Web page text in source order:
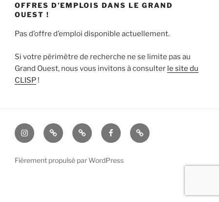
OFFRES D’EMPLOIS DANS LE GRAND
OUEST !
Pas d’offre d’emploi disponible actuellement.
Si votre périmètre de recherche ne se limite pas au
Grand Ouest, nous vous invitons à consulter le site du
CLISP !
InstagramTikTok X Facebook
E-
mail
Fièrement propulsé par WordPress